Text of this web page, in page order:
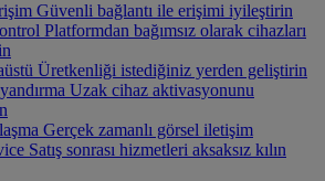
Güvenli bağlantı ile erişimi iyileştirin
Platformdan bağımsız olarak cihazları
Üretkenliği istediğiniz yerden geliştirin
Uzak cihaz aktivasyonunu
Gerçek zamanlı görsel iletişim
Satış sonrası hizmetleri aksaksız kılın